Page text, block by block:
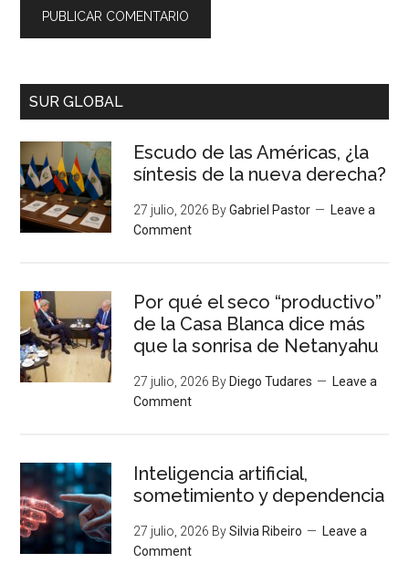
SUR GLOBAL
Escudo de las Américas, ¿la
síntesis de la nueva derecha?
27 julio, 2026 ByGabriel Pastor
Leave a
Comment
Por qué el seco “productivo”
de la Casa Blanca dice más
que la sonrisa de Netanyahu
27 julio, 2026 By Diego Tudares
Leave a
Comment
Inteligencia artificial,
sometimiento y dependencia
27 julio, 2026 BySilvia Ribeiro
Leave a
Comment